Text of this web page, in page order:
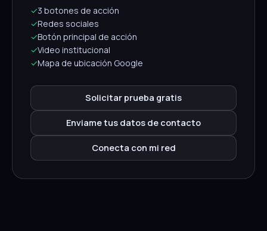
✓3 botones de acción
✓Redes sociales
✓Botón principal de acción
✓Video institucional
✓Mapa de ubicación Google
Solicitar prueba gratis
Enviame tus datos de contacto
Conecta con mi red